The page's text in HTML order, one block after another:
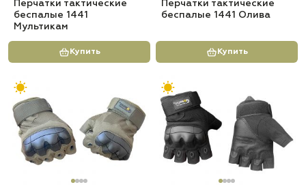
Перчатки тактические
беспалые 1441
Мультикам
Купить
Перчатки тактические
беспалые 1441 Олива
Купить